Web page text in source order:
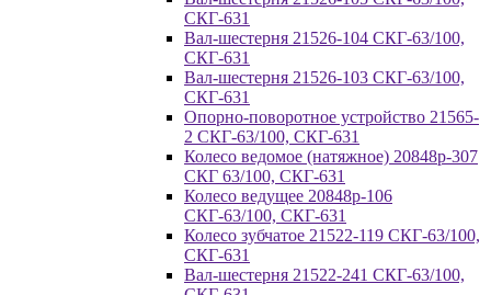
СКГ-631
Вал-шестерня 21526-104 СКГ-63/100,
СКГ-631
Вал-шестерня 21526-103 СКГ-63/100,
СКГ-631
Опорно-поворотное устройство 21565-
2 СКГ-63/100, СКГ-631
Колесо ведомое (натяжное) 20848р-307
СКГ 63/100, СКГ-631
Колесо ведущее 20848р-106
СКГ-63/100, СКГ-631
Колесо зубчатое 21522-119 СКГ-63/100,
СКГ-631
Вал-шестерня 21522-241 СКГ-63/100,